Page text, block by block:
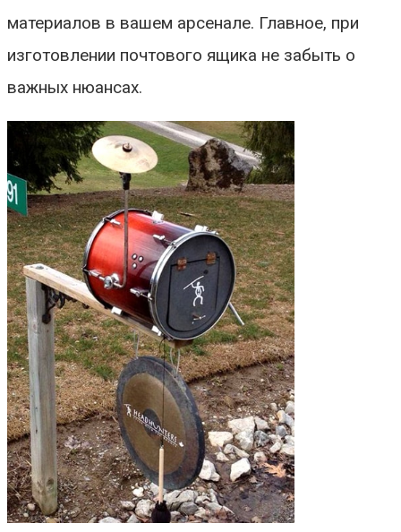
материалов в вашем арсенале. Главное, при
изготовлении почтового ящика не забыть о
важных нюансах.